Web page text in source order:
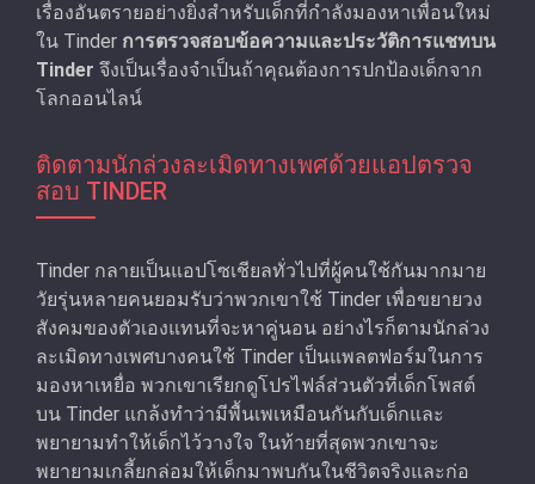
เรื่องอันตรายอย่างยิ่งสําหรับเด็กที่กําลังมองหาเพื่อนใหม่
ใน Tinder การตรวจสอบข้อความและประวัติการแชทบน
Tinder จึงเป็นเรื่องจําเป็นถ้าคุณต้องการปกป้องเด็กจาก
โลกออนไลน์
ติดตามนักล่วงละเมิดทางเพศด้วยแอปตรวจ
สอบ TINDER
Tinder กลายเป็นแอปโซเชียลทั่วไปที่ผู้คนใช้กันมากมาย
วัยรุ่นหลายคนยอมรับว่าพวกเขาใช้ Tinder เพื่อขยายวง
สังคมของตัวเองแทนที่จะหาคู่นอน อย่างไรก็ตามนักล่วง
ละเมิดทางเพศบางคนใช้ Tinder เป็นแพลตฟอร์มในการ
มองหาเหยื่อ พวกเขาเรียกดูโปรไฟล์ส่วนตัวที่เด็กโพสต์
บน Tinder แกล้งทําว่ามีพื้นเพเหมือนกันกับเด็กและ
พยายามทำให้เด็กไว้วางใจ ในท้ายที่สุดพวกเขาจะ
พยายามเกลี้ยกล่อมให้เด็กมาพบกันในชีวิตจริงและก่อ